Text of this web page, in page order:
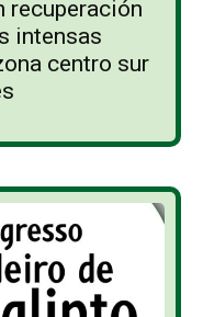
recuperación
intensas
centro sur